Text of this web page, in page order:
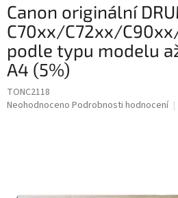
Canon originální
C70xx/C72xx/
podle typu modelu
A4 (5%)
TONC2118
Průměrné
Neohodnoceno Podrobnosti hodnocení